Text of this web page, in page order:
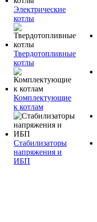
Электрические
котлы
Твердотопливные
котлы
Комплектующие
к котлам
Стабилизаторы
напряжения и
ИБП